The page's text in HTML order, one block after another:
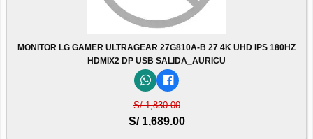
MONITOR LG GAMER ULTRAGEAR 27G810A-B 27 4K UHD IPS 180HZ
HDMIX2 DP USB SALIDA_AURICU
S/ 1,830.00
S/ 1,689.00